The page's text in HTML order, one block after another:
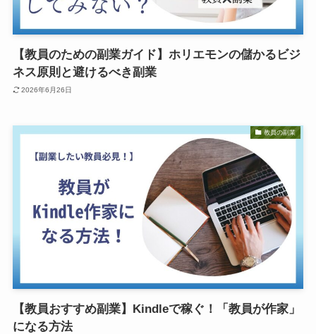
【教員のための副業ガイド】ホリエモンの儲かるビジ
ネス原則と避けるべき副業
2026年6月26日
教員の副業
【教員おすすめ副業】Kindleで稼ぐ！「教員が作家」
になる方法